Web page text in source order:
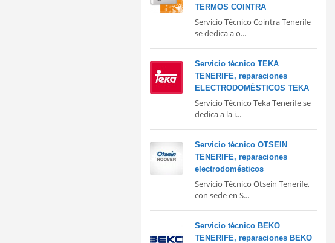
TERMOS COINTRA
Servicio Técnico Cointra Tenerife
se dedica a o...
Servicio técnico TEKA
TENERIFE, reparaciones
ELECTRODOMÉSTICOS TEKA
Servicio Técnico Teka Tenerife se
dedica a la i...
Servicio técnico OTSEIN
TENERIFE, reparaciones
electrodomésticos
Servicio Técnico Otsein Tenerife,
con sede en S...
Servicio técnico BEKO
TENERIFE, reparaciones BEKO